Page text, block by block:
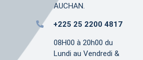
AUCHAN.
+225 25 2200 4817
08H00 à 20h00 du
Lundi au Vendredi &